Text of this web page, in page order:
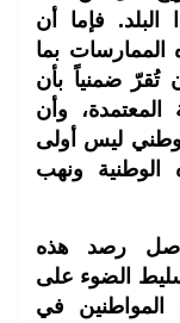
البلد. فإما أن
الممارسات بما
تُقرّ ضمنياً بأن
المعتمدة، وأن
ليس أولى
الوطنية ونهب
رصد هذه
الضوء على
في